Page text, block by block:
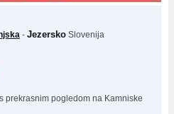
- Jezersko Slovenija
prekrasnim pogledom na Kamniske